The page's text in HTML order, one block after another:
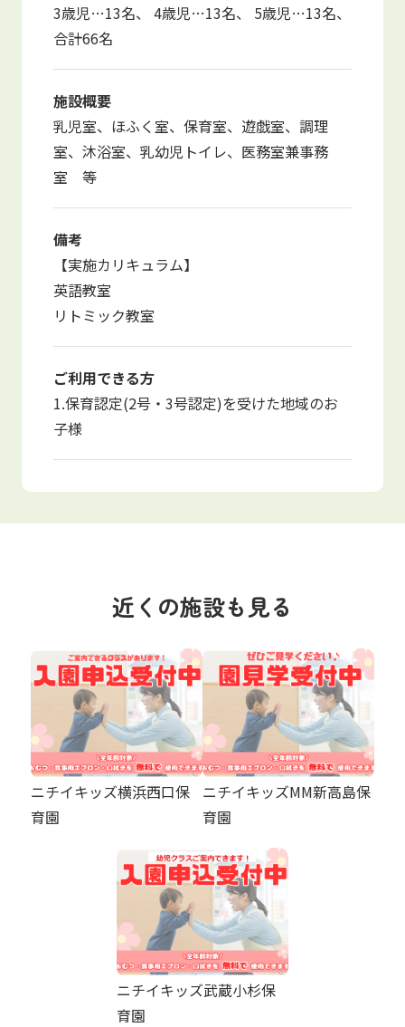
3歳児…13名、 4歳児…13名、 5歳児…13名、
合計66名
施設概要
乳児室、ほふく室、保育室、遊戯室、調理
室、沐浴室、乳幼児トイレ、医務室兼事務
室 等
備考
【実施カリキュラム】
英語教室
リトミック教室
ご利用できる方
1.保育認定(2号・3号認定)を受けた地域のお
子様
近くの施設も見る
ニチイキッズ横浜西口保
育園
ニチイキッズMM新高島保
育園
ニチイキッズ武蔵小杉保
育園